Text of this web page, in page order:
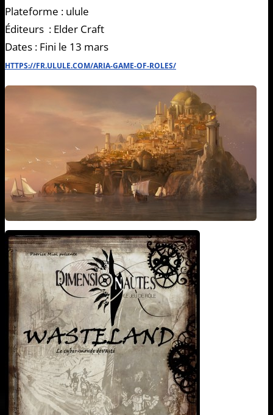
Plateforme : ulule
Éditeurs : Elder Craft
Dates : Fini le 13 mars
HTTPS://FR.ULULE.COM/ARIA-GAME-OF-ROLES/